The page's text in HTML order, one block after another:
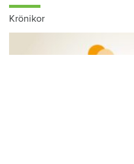
Krönikor